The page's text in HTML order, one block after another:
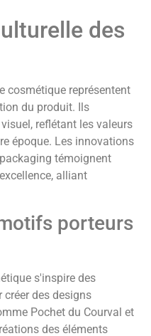
des
cosmétique représentent
du produit. Ils
reflétant les valeurs
époque. Les innovations
témoignent
alliant
porteurs
s'inspire des
des designs
Pochet du Courval et
des éléments